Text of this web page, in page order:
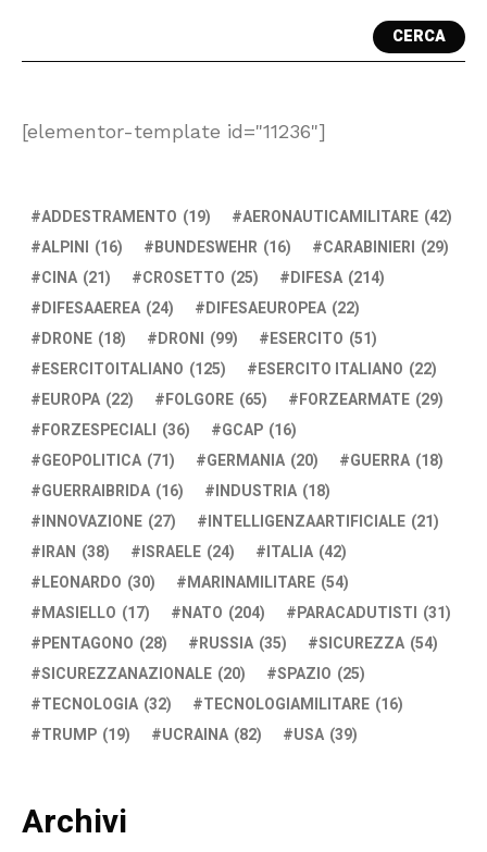
CERCA
[elementor-template id="11236"]
ADDESTRAMENTO (19) AERONAUTICAMILITARE (42)
ALPINI (16) BUNDESWEHR (16) CARABINIERI (29)
CINA (21) CROSETTO (25) DIFESA (214)
DIFESAAEREA (24) DIFESAEUROPEA (22)
DRONE (18) DRONI (99) ESERCITO (51)
ESERCITOITALIANO (125) ESERCITO ITALIANO (22)
EUROPA (22) FOLGORE (65) FORZEARMATE (29)
FORZESPECIALI (36) GCAP (16)
GEOPOLITICA (71) GERMANIA (20) GUERRA (18)
GUERRAIBRIDA (16) INDUSTRIA (18)
INNOVAZIONE (27) INTELLIGENZAARTIFICIALE (21)
IRAN (38) ISRAELE (24) ITALIA (42)
LEONARDO (30) MARINAMILITARE (54)
MASIELLO (17) NATO (204) PARACADUTISTI (31)
PENTAGONO (28) RUSSIA (35) SICUREZZA (54)
SICUREZZANAZIONALE (20) SPAZIO (25)
TECNOLOGIA (32) TECNOLOGIAMILITARE (16)
TRUMP (19) UCRAINA (82) USA (39)
Archivi